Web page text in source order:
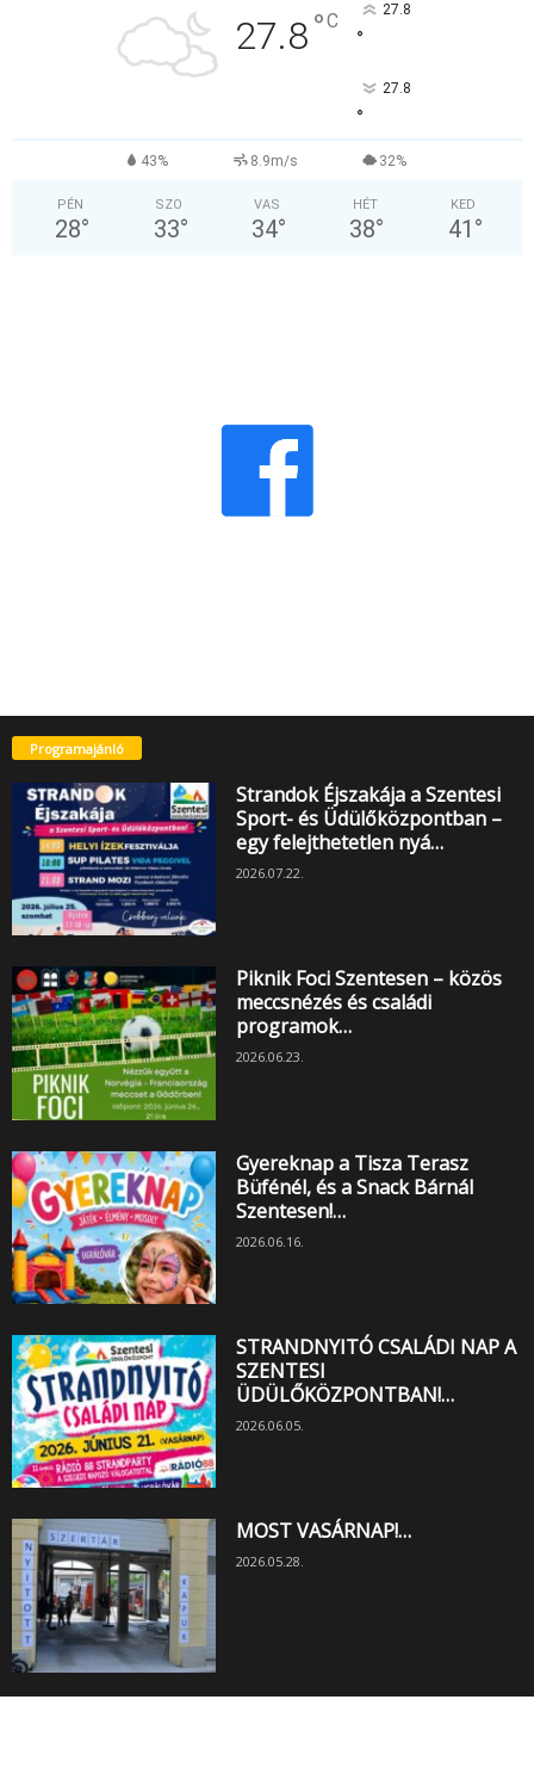
27.8°C 27.8
°
27.8
°
43% 8.9m/s 32%
PÉN
28°
SZO
33°
VAS
34°
HÉT
38°
KED
41 °
Programajánló
Strandok Éjszakája a Szentesi
Sport- és Üdülőközpontban –
egy felejthetetlen nyá…
2026.07.22.
Piknik Foci Szentesen – közös
meccsnézés és családi
programok…
2026.06.23.
Gyereknap a Tisza Terasz
Büfénél, és a Snack Bárnál
Szentesen!…
2026.06.16.
STRANDNYITÓ CSALÁDI NAP A
SZENTESI
ÜDÜLŐKÖZPONTBAN!…
2026.06.05.
MOST VASÁRNAP!…
2026.05.28.